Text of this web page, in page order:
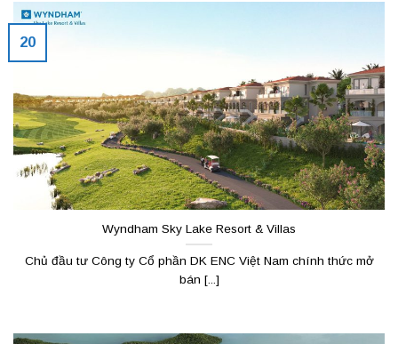
Wyndham Sky Lake Resort & Villas
Chủ đầu tư Công ty Cổ phần DK ENC Việt Nam chính thức mở
bán [...]
20